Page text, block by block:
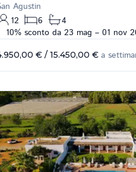
Agustin
12
6
4
10% sconto da 23 mag – 01 nov
€ / 15.450,00 € a